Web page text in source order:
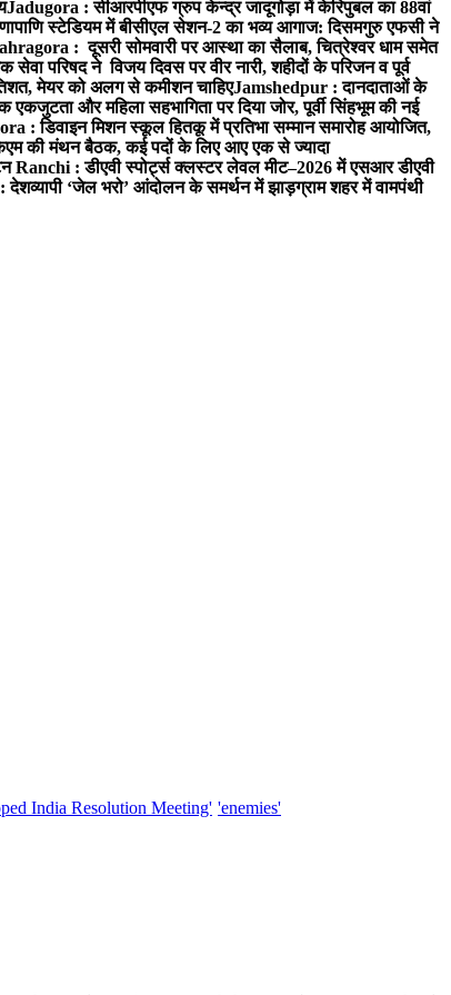
Jadugora : सीआरपीएफ ग्रुप केन्द्र जादूगोड़ा में केरिपुबल का 88वां
स्टेडियम में बीसीएल सेशन-2 का भव्य आगाज: दिसमगुरु एफसी ने
: दूसरी सोमवारी पर आस्था का सैलाब, चित्रेश्वर धाम समेत
परिषद ने विजय दिवस पर वीर नारी, शहीदों के परिजन व पूर्व
मेयर को अलग से कमीशन चाहिएJamshedpur : दानदाताओं के
और महिला सहभागिता पर दिया जोर, पूर्वी सिंहभूम की नई
: डिवाइन मिशन स्कूल हितकू में प्रतिभा सम्मान समारोह आयोजित,
की मंथन बैठक, कई पदों के लिए आए एक से ज्यादा
Ranchi : डीएवी स्पोर्ट्स क्लस्टर लेवल मीट–2026 में एसआर डीएवी
‘जेल भरो’ आंदोलन के समर्थन में झाड़ग्राम शहर में वामपंथी
India Resolution Meeting' 'enemies'